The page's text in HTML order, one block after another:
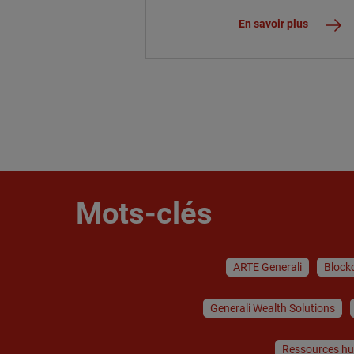
capital alternatif
En savoir plus
Mots-clés
ARTE Generali
Generali Wealth Solutions
Ressources